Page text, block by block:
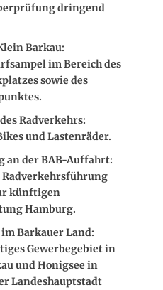
dringend
Barkau:
im Bereich des
sowie des
Radverkehrs:
und Lastenräder.
an der BAB-Auffahrt:
künftigen
Hamburg.
Barkauer Land:
Gewerbegebiet in
und Honigsee in
Landeshauptstadt